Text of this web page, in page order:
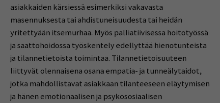
asiakkaiden kärsiessä esimerkiksi vakavasta
masennuksesta tai ahdistuneisuudesta tai heidän
yritettyään itsemurhaa. Myös palliatiivisessa hoitotyössä
ja saattohoidossa työskentely edellyttää hienotunteista
ja tilannetietoista toimintaa. Tilannetietoisuuteen
liittyvät olennaisena osana empatia- ja tunneälytaidot,
jotka mahdollistavat asiakkaan tilanteeseen eläytymisen
ja hänen emotionaalisen ja psykososiaalisen